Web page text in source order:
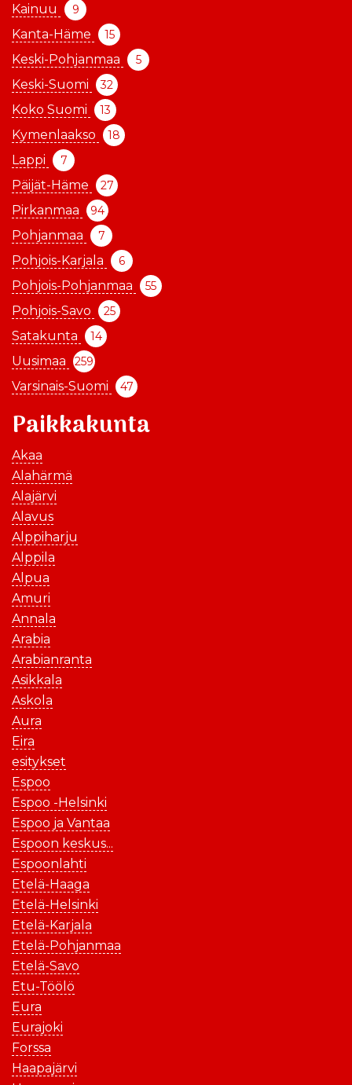
Kainuu 9
Kanta-Häme 15
Keski-Pohjanmaa 5
Keski-Suomi 32
Koko Suomi 13
Kymenlaakso 18
Lappi 7
Päijät-Häme 27
Pirkanmaa 94
Pohjanmaa 7
Pohjois-Karjala 6
Pohjois-Pohjanmaa 55
Pohjois-Savo 25
Satakunta 14
Uusimaa 259
Varsinais-Suomi 47
Paikkakunta
Akaa
Alahärmä
Alajärvi
Alavus
Alppiharju
Alppila
Alpua
Amuri
Annala
Arabia
Arabianranta
Asikkala
Askola
Aura
Eira
esitykset
Espoo
Espoo -Helsinki
Espoo ja Vantaa
Espoon keskus...
Espoonlahti
Etelä-Haaga
Etelä-Helsinki
Etelä-Karjala
Etelä-Pohjanmaa
Etelä-Savo
Etu-Töölö
Eura
Eurajoki
Forssa
Haapajärvi